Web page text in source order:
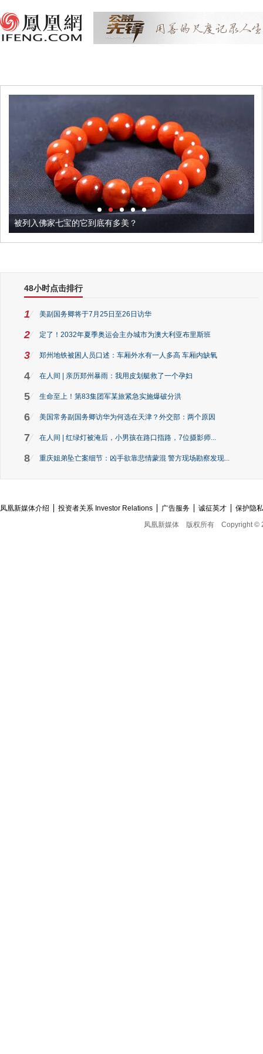
被列入佛家七宝的它到底有多美？
48小时点击排行
1 美副国务卿将于7月25日至26日访华
2 定了！2032年夏季奥运会主办城市为澳大利亚布里斯班
3 郑州地铁被困人员口述：车厢外水有一人多高 车厢内缺氧
4 在人间 | 亲历郑州暴雨：我用皮划艇救了一个孕妇
5 生命至上！第83集团军某旅紧急实施爆破分洪
6 美国常务副国务卿访华为何选在天津？外交部：两个原因
7 在人间 | 红绿灯被淹后，小男孩在路口指路，7位摄影师...
8 重庆姐弟坠亡案细节：凶手欲靠悲情蒙混 警方现场勘察发现...
凤凰新媒体介绍 投资者关系 Investor Relations 广告服务 诚征英才
保护隐
凤凰新媒体
版权所有 Copyright ©